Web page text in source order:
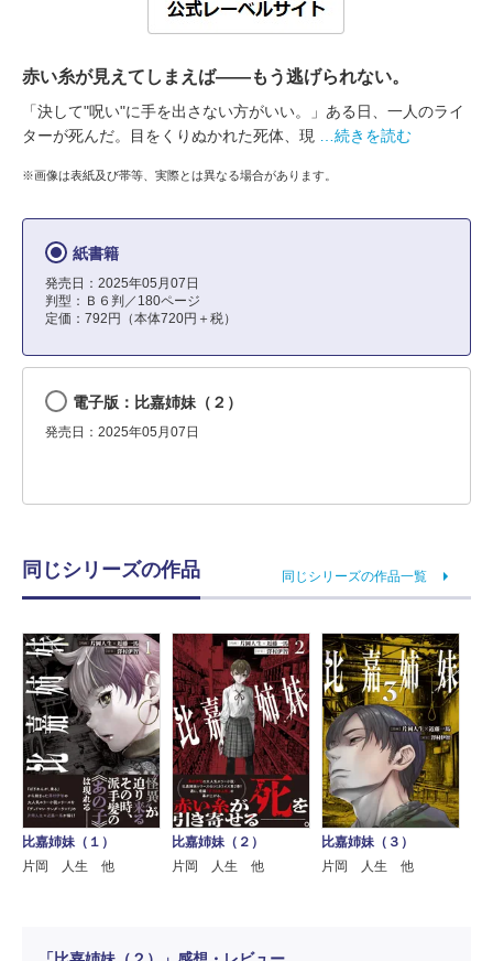
赤い糸が見えてしまえば――もう逃げられない。
「決して"呪い"に手を出さない方がいい。」ある日、一人のライ
ターが死んだ。目をくりぬかれた死体、現
…続きを読む
※画像は表紙及び帯等、実際とは異なる場合があります。
紙書籍
発売日：2025年05月07日
判型：Ｂ６判／180ページ
定価：792円（本体720円＋税）
電子版：比嘉姉妹（２）
発売日：2025年05月07日
同じシリーズの作品 同じシリーズの作品一覧
比嘉姉妹（１）
片岡 人生 他
比嘉姉妹（２）
片岡 人生 他
比嘉姉妹（３）
片岡 人生 他